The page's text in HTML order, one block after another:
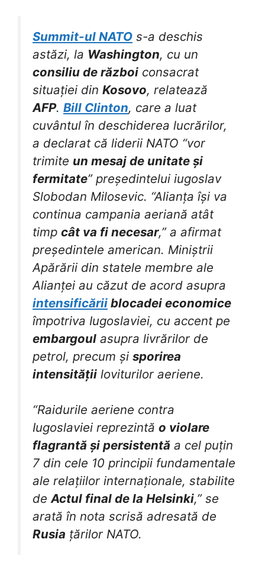
Summit-ul NATO s-a deschis
astăzi, la Washington, cu un
consiliu de război consacrat
situației din Kosovo, relatează
AFP. Bill Clinton, care a luat
cuvântul în deschiderea lucrărilor,
a declarat că liderii NATO “vor
trimite un mesaj de unitate și
fermitate” președintelui iugoslav
Slobodan Milosevic. “Alianța își va
continua campania aeriană atât
timp cât va fi necesar,” a afirmat
președintele american. Miniștrii
Apărării din statele membre ale
Alianței au căzut de acord asupra
intensificării blocadei economice
împotriva Iugoslaviei, cu accent pe
embargoul asupra livrărilor de
petrol, precum și sporirea
intensității loviturilor aeriene.
“Raidurile aeriene contra
Iugoslaviei reprezintă o violare
flagrantă și persistentă a cel puțin
7 din cele 10 principii fundamentale
ale relațiilor internaționale, stabilite
deActul final de la Helsinki,” se
arată în nota scrisă adresată de
Rusia țărilor NATO.